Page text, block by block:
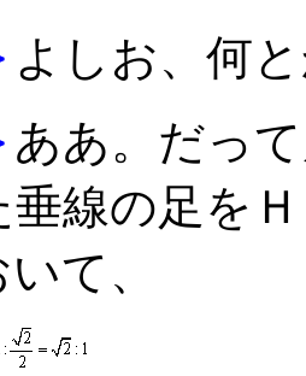
よしお、何
ああ。だっ
垂線の足を
て、